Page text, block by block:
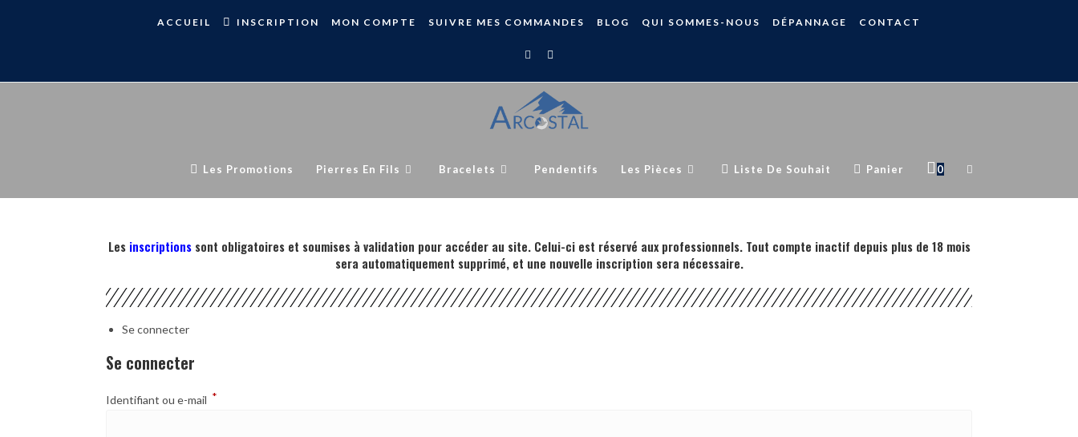
ACCUEIL INSCRIPTION MON COMPTE SUIVRE MES COMMANDES BLOG QUI SOMMES-NOUS DÉPANNAGE CONTACT
Les Promotions Pierres En Fils Bracelets Pendentifs Les Pièces Liste De Souhait Panier 0 Toggle
Les inscriptions sont obligatoires et soumises à validation pour accéder au site. Celui-ci est réservé aux professionnels. Tout compte inactif depuis plus de 18 mois
sera automatiquement supprimé, et une nouvelle inscription sera nécessaire.
Se connecter
Se connecter
Identifiant ou e-mail *